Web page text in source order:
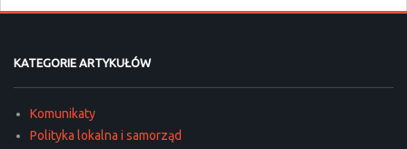
KATEGORIE ARTYKUŁÓW
Komunikaty
Polityka lokalna i samorząd